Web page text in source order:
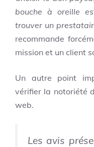
bouche à oreille
trouver un
recommande
mission et un client
Un autre point
vérifier la notoriété
web.
Les avis